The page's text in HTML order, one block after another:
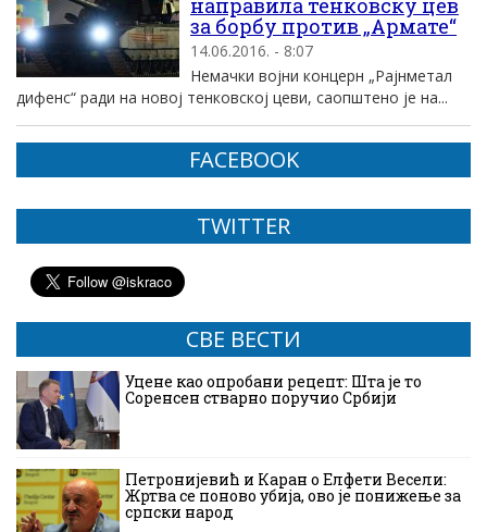
направилa тенковску цев
за борбу против „Армате“
14.06.2016. - 8:07
Немачки војни концерн „Рајнметал
дифенс“ ради на новој тенковској цеви, саопштено је на...
FACEBOOK
TWITTER
СВЕ ВЕСТИ
Уцене као опробани рецепт: Шта је то
Соренсен стварно поручио Србији
Петронијевић и Каран о Елфети Весели:
Жртва се поново убија, ово је понижење за
српски народ